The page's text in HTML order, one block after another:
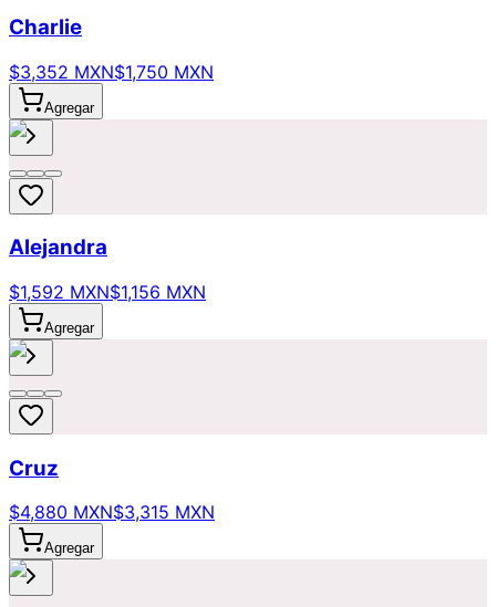
Charlie
$3,352 MXN$1,750 MXN
Agregar
Alejandra
$1,592 MXN$1,156 MXN
Agregar
Cruz
$4,880 MXN$3,315 MXN
Agregar